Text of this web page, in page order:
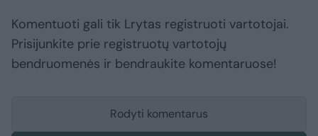
Komentuoti gali tik Lrytas registruoti vartotojai.
Prisijunkite prie registruotų vartotojų
bendruomenės ir bendraukite komentaruose!
Rodyti komentarus